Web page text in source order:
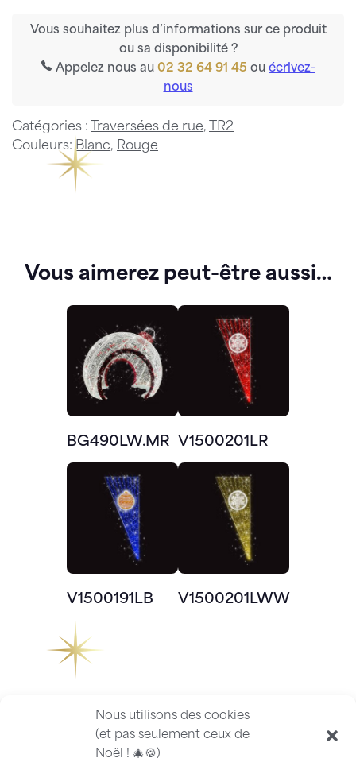
Nous utilisons des cookies
(et pas seulement ceux de
Noël ! 🎄🍪)
Vous souhaitez plus d’informations sur ce produit
ou sa disponibilité ?
Appelez nous au 02 32 64 91 45 ou écrivez-
nous
Catégories : Traversées de rue,
TR2
Couleurs:Blanc, Rouge
Vous aimerez peut-être aussi…
BG490LW.MR V1500201LR
V1500191LB V1500201LWW